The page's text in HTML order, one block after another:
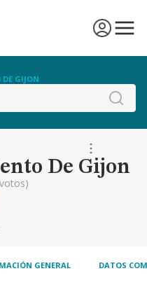
GIJON
De Gijon
GENERAL DATOS